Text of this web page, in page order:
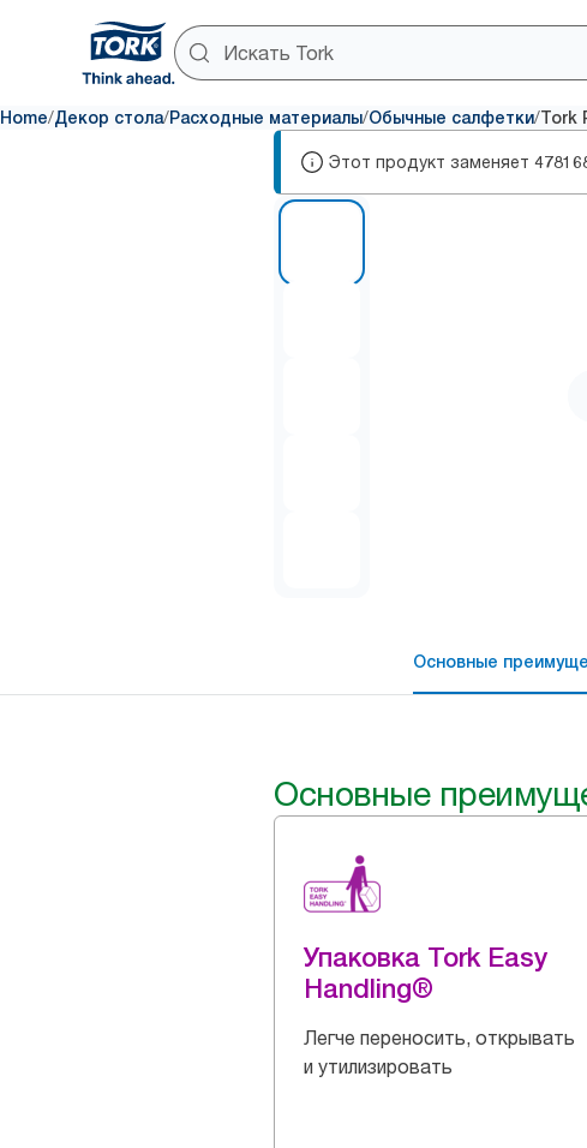
Home/Декор стола/Расходные материалы/Обычные салфетки/Tork
Этот продукт заменяет
Основные
Основные
Упаковка Tork Easy
Handling®
Легче переносить, открывать
и утилизировать